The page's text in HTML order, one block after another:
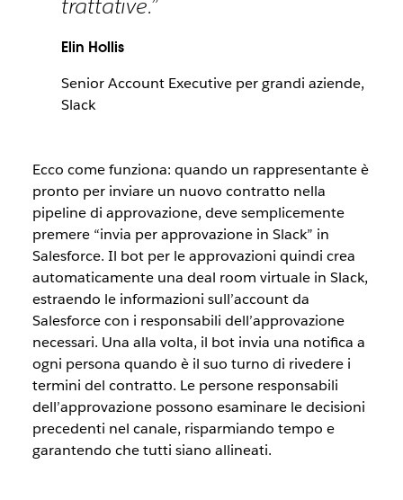
Elin Hollis
Senior Account Executive per grandi aziende,
Slack
Ecco come funziona: quando un rappresentante è
pronto per inviare un nuovo contratto nella
pipeline di approvazione, deve semplicemente
premere “invia per approvazione in Slack” in
Salesforce. Il bot per le approvazioni quindi crea
automaticamente una deal room virtuale in Slack,
estraendo le informazioni sull’account da
Salesforce con i responsabili dell’approvazione
necessari. Una alla volta, il bot invia una notifica a
ogni persona quando è il suo turno di rivedere i
termini del contratto. Le persone responsabili
dell’approvazione possono esaminare le decisioni
precedenti nel canale, risparmiando tempo e
garantendo che tutti siano allineati.